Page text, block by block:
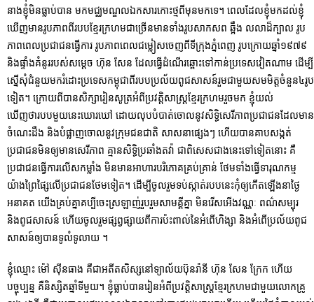
នាងខ្ញុំមិនធ្លាប់បាន មកមជ្ឈមណ្ឌលឯកសារកោះថ្មពីមុនមកទេ។ ពេលដែលខ្ញុំមកដល់ខ្ញុំ
ឃើញមានរូបភាពពីរបបខ្មែរក្រហមជាច្រើនមានទាំងរូបសាកសព ឆ្អឹង លលាដ៏ក្បាល រូប
ភាពពេលប្រជាជនធ្វើការ រូបភាពពេលជម្លៀសចេញពីទីក្រុងភ្នំពេញ រូបក្រោយឆ្នាំ១៩៧៩
និងផ្ទាំងគំនូររបស់សម្ដេច ហ៊ុន សែន ដែលធ្វើដំណើរឆ្ពោះទៅកាន់ប្រទេសវៀតណាម ដើម្បី
ស្នើសុំជំនួយមករំដោះប្រទេសកម្ពុជាពីរបបប្រល័យពូជសាសន៍រួមជាមួយសមមិត្តចំនួន៤រូប
ទៀត។ ក្រោយពីបានសិក្សារៀនសូត្រអំពីប្រវត្តិសាស្រ្តខ្មែរក្រហមរួចមក ខ្ញុំយល់
ឃើញថារបបមួយនេះឃោរឃៅ ដោយលុបបំបាត់ចោលនូវសិទ្ធិសេរីភាពប្រជាជនដែលមាន
ចំណេះដឹង និងបំផ្លាញចោលនូវក្រុមជនជាតិ សាសនាផ្សេងៗ ហើយបានគាបសង្កត់
ប្រជាជនមិនឲ្យមានសេរីភាព គ្មានសិទ្ធិប្រឆាំងតវ៉ា ជាពិសេសជាងនេះទៅទៀតនោះ គឺ
ប្រជាជនធ្វើការលើសកម្លាំង មិនមានអាហារបរិភោគគ្រប់គ្រាន់ ថែមទាំងធ្វើទារុណកម្ម
យ៉ាងព្រៃផ្សៃលើប្រជាជនថែមទៀត។ ដើម្បីចូលរួមទប់ស្កាត់របបនេះកុំឲ្យកើតឡើងនាថ្ងៃ
អនាគត យើងគ្រប់គ្នាគប្បីចេះស្រឡាញ់រួបរួមសាមគ្គីគ្នា មិនរើសអើងវណ្ណៈ ពណ៌សម្បុរ
និងពូជសាសន៍ ហើយចូលរួមផ្សព្វផ្សាយពីការប៉ះពាល់នៃអំពើហិង្សា និងអំពើប្រល័យពូជ
សាសន៍ឲ្យបានទូលំទូលាយ ។
ខ្ញុំឈ្មោះ ម៉ៅ ស៊ីនធាង គឺជាអតីតសិស្សនៅទ្យាល័យប៊ុនរ៉ានី ហ៊ុន សែន ក្រែក ហើយ
បច្ចុប្បន្ន គឺនិស្សិតឆ្នាំទីមួយ។ ខ្ញុំធ្លាប់បានរៀនអំពីប្រវត្តិសាស្រ្តខ្មែរក្រហមជាមួយលោកគ្រូ